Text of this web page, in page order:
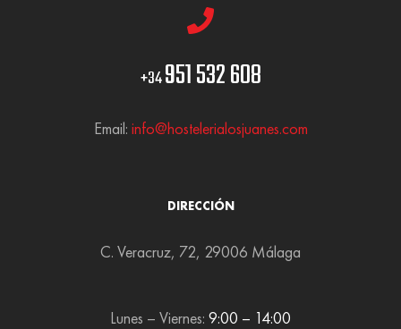
+34951 532 608
Email: info@hostelerialosjuanes.com
DIRECCIÓN
C. Veracruz, 72, 29006 Málaga
Lunes – Viernes: 9:00 – 14:00